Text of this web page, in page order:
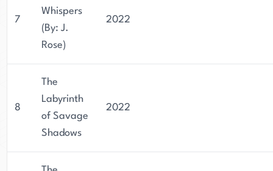
7
Whispers
(By: J.
Rose)
2022
8
The
Labyrinth
of Savage
Shadows
2022